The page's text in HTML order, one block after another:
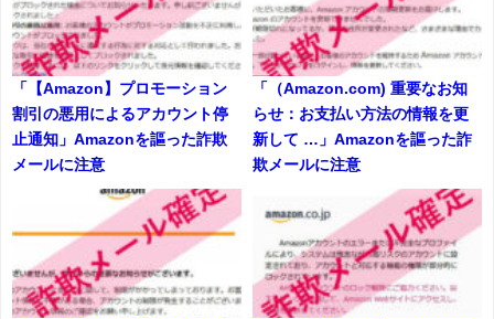
「【Amazon】プロモーション
割引の悪用によるアカウント停
止通知」Amazonを謳った詐欺
メールに注意
「（Amazon.com) 重要なお知
らせ：お支払い方法の情報を更
新して …」Amazonを謳った詐
欺メールに注意